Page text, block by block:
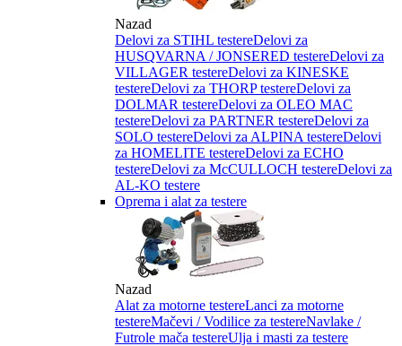
Nazad
Delovi za STIHL testereDelovi za
HUSQVARNA / JONSERED testereDelovi za
VILLAGER testereDelovi za KINESKE
testereDelovi za THORP testereDelovi za
DOLMAR testereDelovi za OLEO MAC
testereDelovi za PARTNER testereDelovi za
SOLO testereDelovi za ALPINA testereDelovi
za HOMELITE testereDelovi za ECHO
testereDelovi za McCULLOCH testereDelovi za
AL-KO testere
Oprema i alat za testere
Nazad
Alat za motorne testereLanci za motorne
testereMačevi / Vodilice za testereNavlake /
Futrole mača testereUlja i masti za testere